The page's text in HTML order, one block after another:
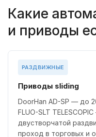
Какие
и приводы
РАЗДВИЖНЫЕ
Приводы sliding
DoorHan AD-SP — до
FLUO-SLT
двустворчатой
проход в торговых и